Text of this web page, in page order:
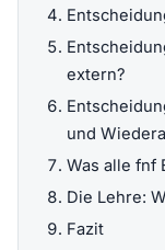
extern?
und
Was alle fnf
Die Lehre:
Fazit